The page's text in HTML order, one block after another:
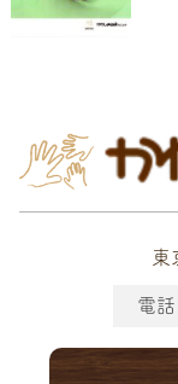
東
電話